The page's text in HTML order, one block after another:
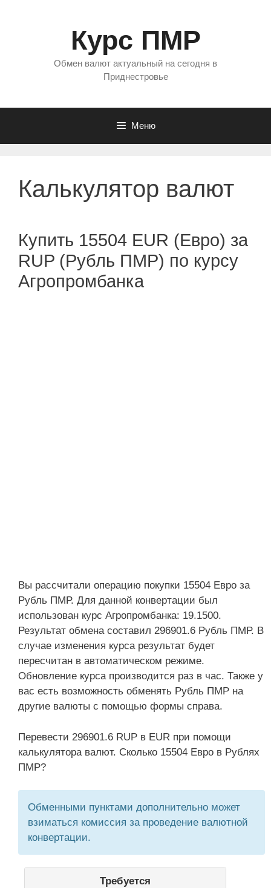
Курс ПМР
Обмен валют актуальный на сегодня в
Приднестровье
Меню
Калькулятор валют
Купить 15504 EUR (Евро) за
RUP (Рубль ПМР) по курсу
Агропромбанка
Вы рассчитали операцию покупки 15504 Евро за
Рубль ПМР. Для данной конвертации был
использован курс Агропромбанка: 19.1500.
Результат обмена составил 296901.6 Рубль ПМР. В
случае изменения курса результат будет
пересчитан в автоматическом режиме.
Обновление курса производится раз в час. Также у
вас есть возможность обменять Рубль ПМР на
другие валюты с помощью формы справа.
Перевести 296901.6 RUP в EUR при помощи
калькулятора валют. Сколько 15504 Евро в Рублях
ПМР?
Обменными пунктами дополнительно может
взиматься комиссия за проведение валютной
конвертации.
Требуется